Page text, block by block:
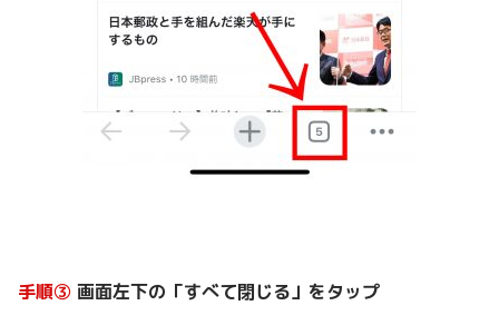
手順③ 画面左下の「すべて閉じる」をタップ